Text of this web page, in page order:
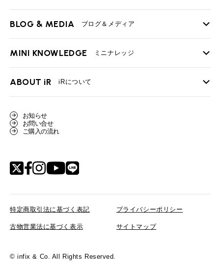
必要書類
BMWミニ買取査定依頼
ローバーミニ買取査定依頼
TOP
最近の修理実績
BLOG & MEDIA ブログ＆メディア
TOP
User's Voice 購入者様の声
Part's Report
MINI KNOWLEDGE ミニナレッジ
TOP
ローバーミニナレッジ
ABOUT iR iRについて
スタッフ紹介
リクルート
お知らせ
お問い合せ
ご購入の流れ
特定商取引法に基づく表記 プライバシーポリシー
古物営業法に基づく表示 サイトマップ
© infix & Co. All Rights Reserved.